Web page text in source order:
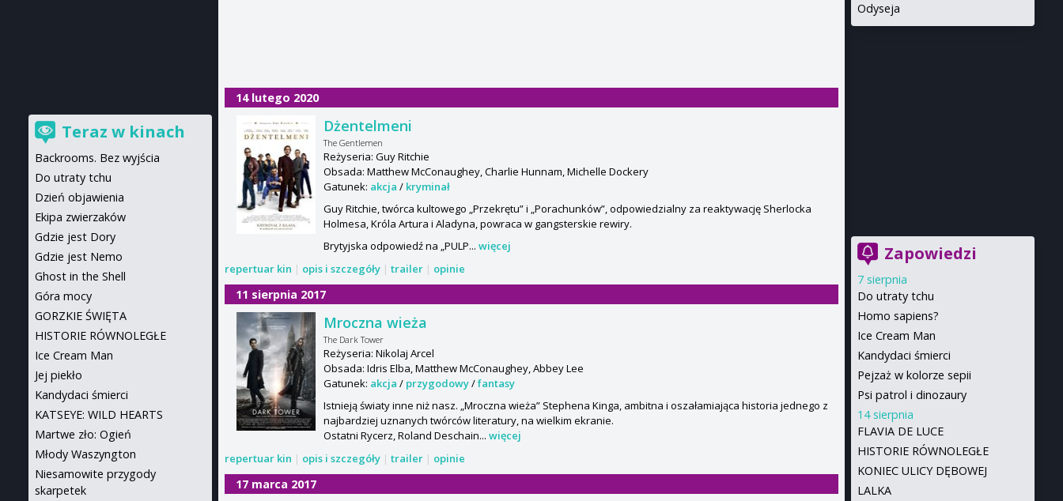
14 lutego 2020
Dżentelmeni
The Gentlemen
Reżyseria: Guy Ritchie
Obsada: Matthew McConaughey, Charlie Hunnam, Michelle Dockery
Gatunek: akcja / kryminał
Guy Ritchie, twórca kultowego „Przekrętu” i „Porachunków”, odpowiedzialny za reaktywację Sherlocka
Holmesa, Króla Artura i Aladyna, powraca w gangsterskie rewiry.
Brytyjska odpowiedź na „PULP... więcej
repertuar kin | opis i szczegóły | trailer | opinie
11 sierpnia 2017
Mroczna wieża
The Dark Tower
Reżyseria: Nikolaj Arcel
Obsada: Idris Elba, Matthew McConaughey, Abbey Lee
Gatunek: akcja / przygodowy/fantasy
Istnieją światy inne niż nasz. „Mroczna wieża” Stephena Kinga, ambitna i oszałamiająca historia jednego z
najbardziej uznanych twórców literatury, na wielkim ekranie.
Ostatni Rycerz, Roland Deschain... więcej
repertuar kin | opis i szczegóły | trailer | opinie
17 marca 2017
Odyseja
Zapowiedzi
7 sierpnia
Do utraty tchu
Homo sapiens?
Ice Cream Man
Kandydaci śmierci
Pejzaż w kolorze sepii
Psi patrol i dinozaury
14 sierpnia
FLAVIA DE LUCE
HISTORIE RÓWNOLEGŁE
KONIEC ULICY DĘBOWEJ
LALKA
Teraz w kinach
Backrooms. Bez wyjścia
Do utraty tchu
Dzień objawienia
Ekipa zwierzaków
Gdzie jest Dory
Gdzie jest Nemo
Ghost in the Shell
Góra mocy
GORZKIE ŚWIĘTA
HISTORIE RÓWNOLEGŁE
Ice Cream Man
Jej piekło
Kandydaci śmierci
KATSEYE: WILD HEARTS
Martwe zło: Ogień
Młody Waszyngton
Niesamowite przygody
skarpetek